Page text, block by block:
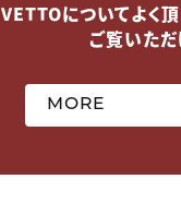
VETTOについてよく
ご覧いただ
MORE